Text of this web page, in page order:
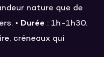
nature que de
• Durée : 1h-1h30.
créneaux qui